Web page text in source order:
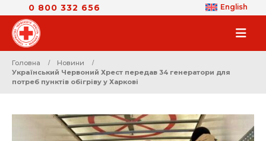
0 800 332 656 English
Головна
Новини
Український Червоний Хрест передав 34 генератори для
потреб пунктів обігріву у Харкові